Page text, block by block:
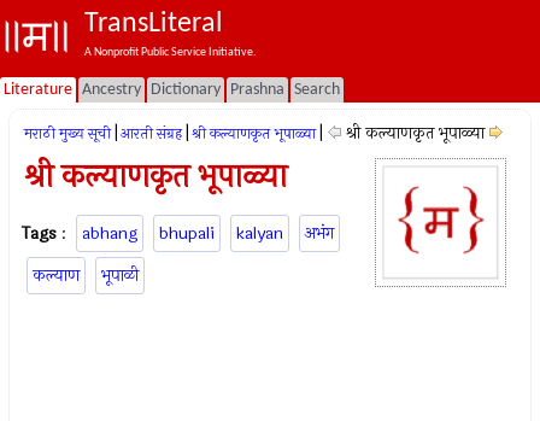
TransLiteral
A Nonprofit Public Service Initiative.
Literature Ancestry Dictionary Prashna Search
मराठी मुख्य सूची आरती संग्रह श्री कल्याणकृत भूपाळ्या श्री कल्याणकृत भूपाळ्या
श्री कल्याणकृत भूपाळ्या
Tags : abhang bhupali kalyan
अभंग
कल्याण
भूपाळी